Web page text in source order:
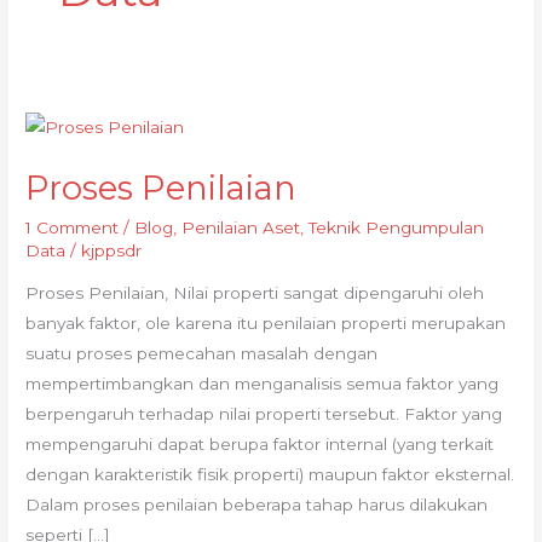
Proses Penilaian
1 Comment / Blog Penilaian Aset ,Teknik Pengumpulan
Data / kjppsdr
Proses Penilaian, Nilai properti sangat dipengaruhi oleh
banyak faktor, ole karena itu penilaian properti merupakan
suatu proses pemecahan masalah dengan
mempertimbangkan dan menganalisis semua faktor yang
berpengaruh terhadap nilai properti tersebut. Faktor yang
mempengaruhi dapat berupa faktor internal (yang terkait
dengan karakteristik fisik properti) maupun faktor eksternal.
Dalam proses penilaian beberapa tahap harus dilakukan
seperti […]
Proses